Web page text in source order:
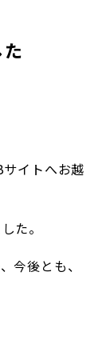
イトへお越
た。
今後とも、